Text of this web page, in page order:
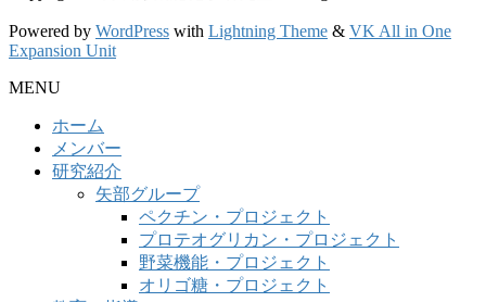
Powered by WordPress with Lightning Theme & VK All in One
Expansion Unit
MENU
ホーム
メンバー
研究紹介
矢部グループ
ペクチン・プロジェクト
プロテオグリカン・プロジェクト
野菜機能・プロジェクト
オリゴ糖・プロジェクト